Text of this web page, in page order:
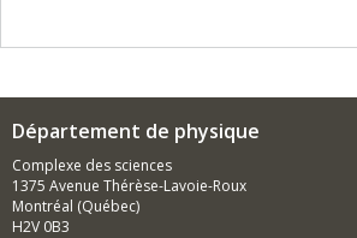
Département de physique
Complexe des sciences
1375 Avenue Thérèse-Lavoie-Roux
Montréal (Québec)
H2V 0B3